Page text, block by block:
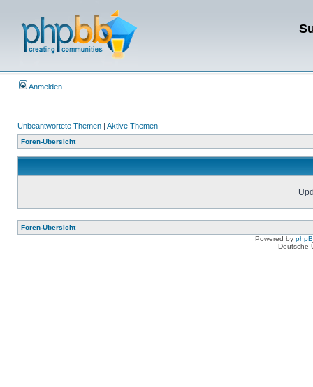
Anmelden
Unbeantwortete Themen | Aktive Themen
Foren-Übersicht
Foren-Übersicht
Powered by
Deutsche